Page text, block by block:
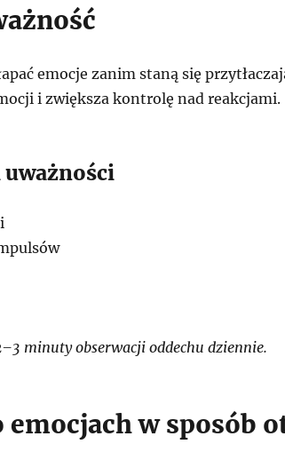
emocje zanim staną się
i zwiększa kontrolę nad reakcjami.
minuty obserwacji oddechu dziennie.
emocjach w sposób